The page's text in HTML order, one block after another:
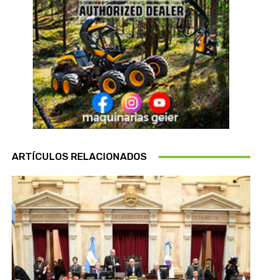
ARTÍCULOS RELACIONADOS